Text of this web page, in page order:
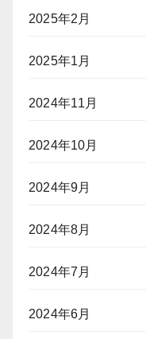
2025年2月
2025年1月
2024年11月
2024年10月
2024年9月
2024年8月
2024年7月
2024年6月